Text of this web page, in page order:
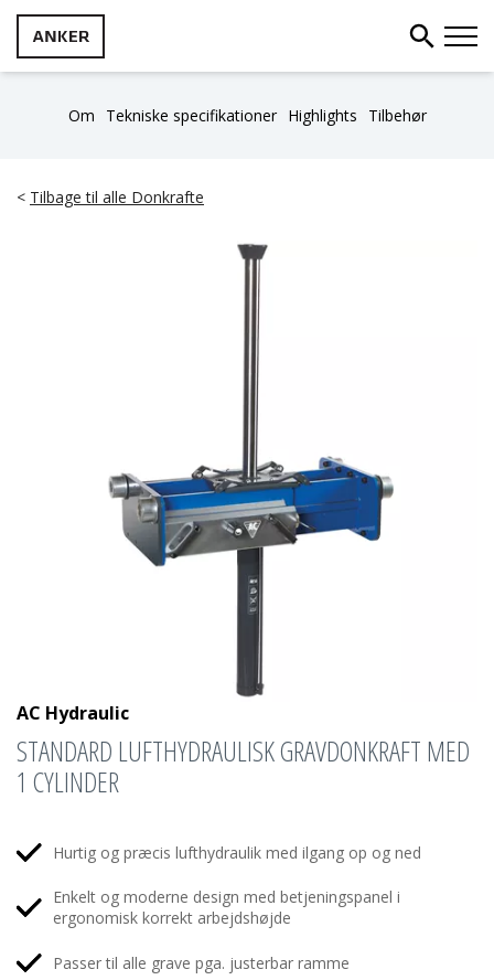
Om Tekniske specifikationer Highlights Tilbehør
< Tilbage til alle Donkrafte
AC Hydraulic
STANDARD LUFTHYDRAULISK GRAVDONKRAFT MED
1 CYLINDER
Hurtig og præcis lufthydraulik med ilgang op og ned
Enkelt og moderne design med betjeningspanel i
ergonomisk korrekt arbejdshøjde
Passer til alle grave pga. justerbar ramme